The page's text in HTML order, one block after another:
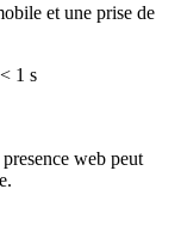
et une prise de
1 s
web peut